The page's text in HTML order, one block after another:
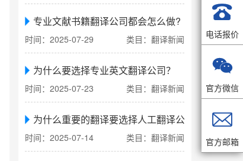
专业文献书籍翻译公司都会怎么做?
时间：2025-07-29 类目：翻译新闻
为什么要选择专业英文翻译公司？
时间：2025-07-23 类目：翻译新闻
为什么重要的翻译要选择人工翻译公司
时间：2025-07-14 类目：翻译新闻

电话报价

官方微信

官方邮箱